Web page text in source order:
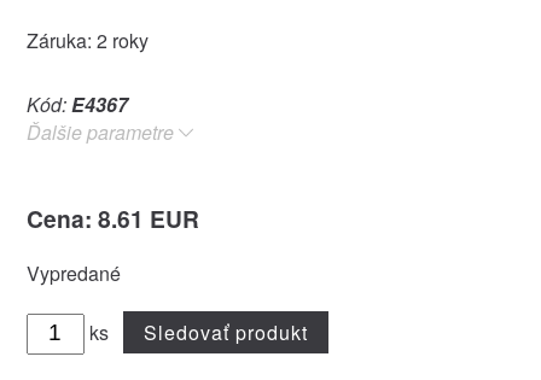
Záruka: 2 roky
Kód: E4367
Ďalšie parametre
Cena: 8.61 EUR
Vypredané
ks Sledovať produkt